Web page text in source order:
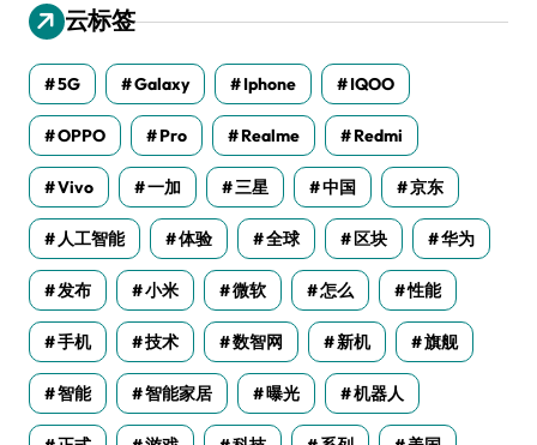
云标签
5G Galaxy Iphone IQOO
OPPO Pro Realme Redmi
Vivo 一加 三星 中国 京东
人工智能 体验 全球 区块 华为
发布 小米 微软 怎么 性能
手机 技术 数智网 新机 旗舰
智能 智能家居 曝光 机器人